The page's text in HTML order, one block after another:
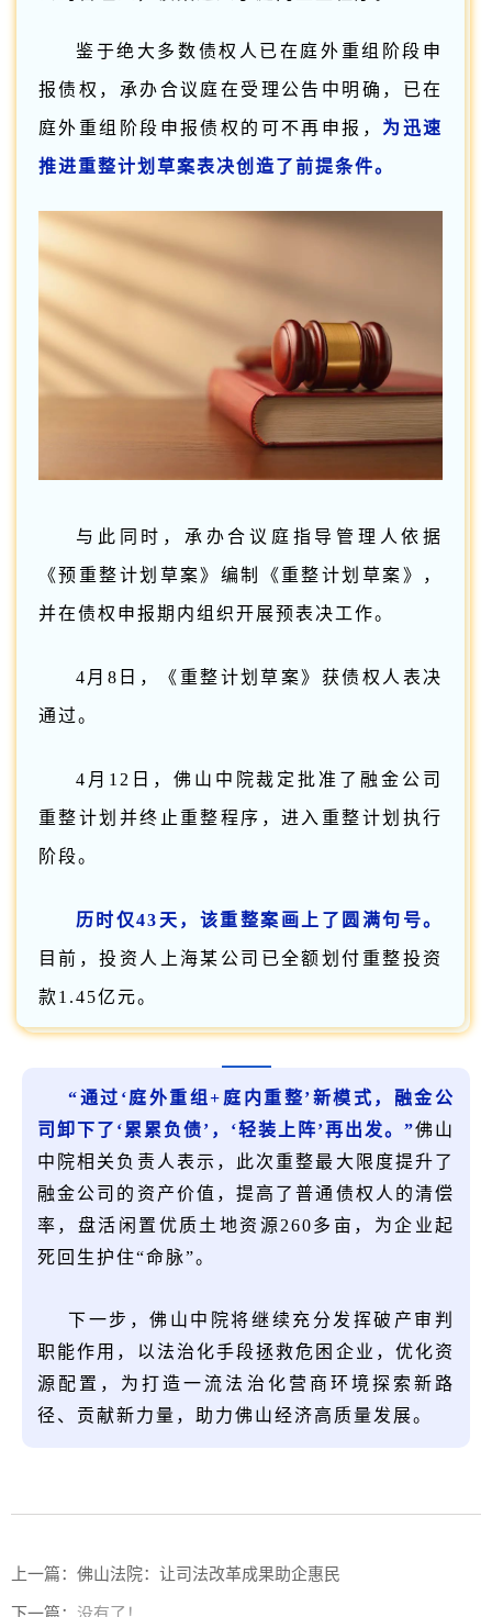
鉴于绝大多数债权人已在庭外重组阶段申
报债权，承办合议庭在受理公告中明确，已在
庭外重组阶段申报债权的可不再申报， 为迅速
推进重整计划草案表决创造了前提条件。
与此同时，承办合议庭指导管理人依据
《预重整计划草案》编制《重整计划草案》，
并在债权申报期内组织开展预表决工作。
4月8日，《重整计划草案》获债权人表决
通过。
4月12日，佛山中院裁定批准了融金公司
重整计划并终止重整程序，进入重整计划执行
阶段。
历时仅43天，该重整案画上了圆满句号。
目前，投资人上海某公司已全额划付重整投资
款1.45亿元。
“通过‘庭外重组+庭内重整’新模式，融金公
司卸下了‘累累负债’，‘轻装上阵’再出发。”佛山
中院相关负责人表示，此次重整最大限度提升了
融金公司的资产价值，提高了普通债权人的清偿
率，盘活闲置优质土地资源260多亩，为企业起
死回生护住“命脉”。
下一步，佛山中院将继续充分发挥破产审判
职能作用，以法治化手段拯救危困企业，优化资
源配置，为打造一流法治化营商环境探索新路
径、贡献新力量，助力佛山经济高质量发展。
上一篇： 佛山法院：让司法改革成果助企惠民
下一篇： 没有了！